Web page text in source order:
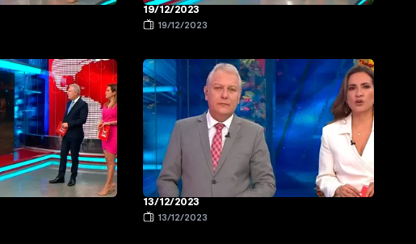
19/12/2023
19/12/2023
13/12/2023
13/12/2023